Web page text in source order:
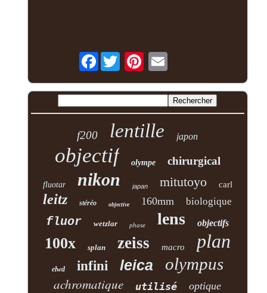
Facebook
f200 lentille japon
objectif olympe chirurgical
fluotar nikon japan mitutoyo carl
leitz stéréo objective 160mm biologique
fluor wetzlar phase lens objectifs
100x splan zeiss macro plan
elwd infini leica olympus
achromatique utilisé optique